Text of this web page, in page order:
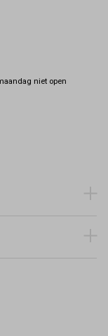
niet open